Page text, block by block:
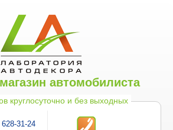
автомобилиста
круглосуточно и без выходных
31-24